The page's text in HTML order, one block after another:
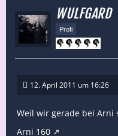
WULFGARD
Profi
12. April 2011 um 16:26
Weil wir gerade bei Arni
Arni 160